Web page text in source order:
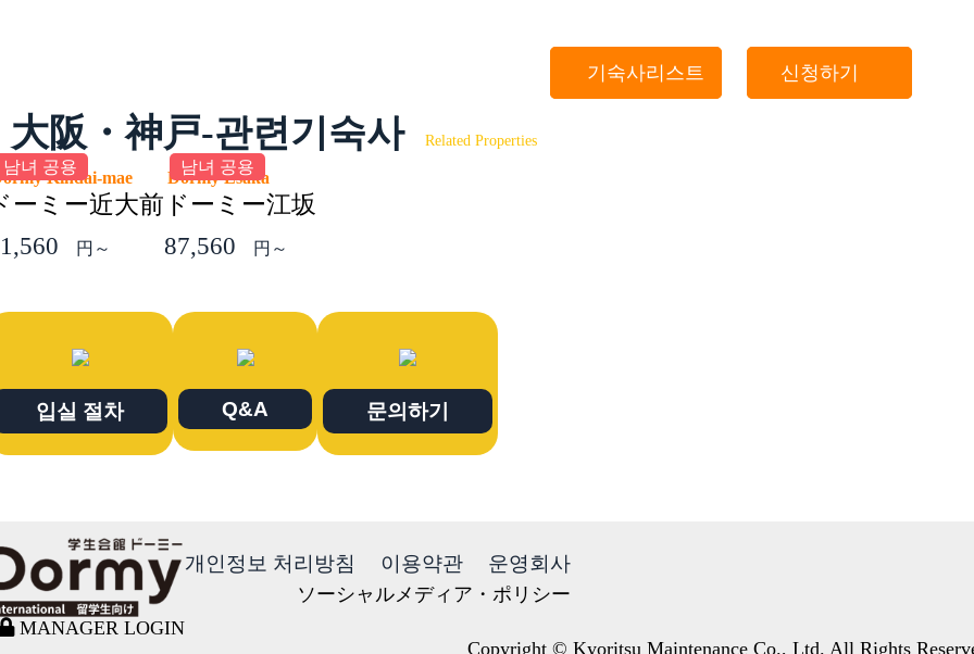
기숙사리스트 신청하기
大阪・神戸-관련기숙사 Related Properties
남녀 공용
Kindai-mae
ーミー近大前
円～
남녀 공용
Dormy Esaka
ドーミー江坂
87,560
円～
입실 절차 Q&A 문의하기
MANAGER LOGIN
개인정보 처리방침 이용약관 운영회사
ソーシャルメディア・ポリシー
Copyright © Kyoritsu Maintenance Co., Ltd. All Rights